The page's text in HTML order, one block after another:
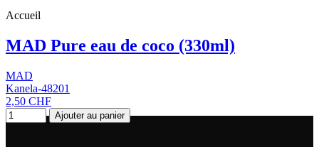
Accueil
MAD Pure eau de coco (330ml)
MAD
Kanela-48201
2,50 CHF
Ajouter au panier